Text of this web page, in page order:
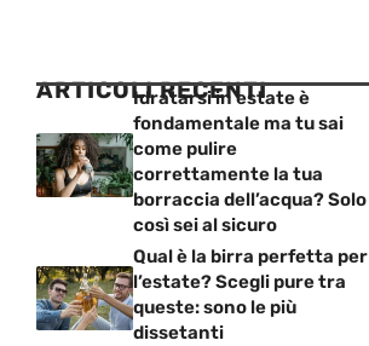
ARTICOLI RECENTI
Idratarsi in estate è
fondamentale ma tu sai
come pulire
correttamente la tua
borraccia dell’acqua? Solo
così sei al sicuro
Qual è la birra perfetta per
l’estate? Scegli pure tra
queste: sono le più
dissetanti